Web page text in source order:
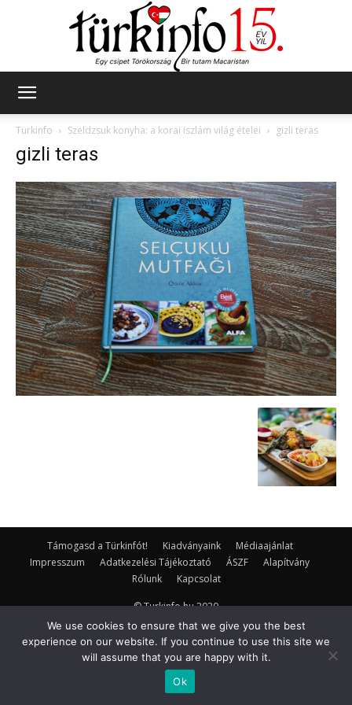
Türkinfo
Szeldzsuk konyha: a korai iszlám világ ételei gizli teras
gizli teras
Támogasd a Türkinfót! Kiadványaink
Médiaajánlat
Impresszum
Adatkezelési Tájékoztató ÁSZF
Alapítvány
Rólunk
Kapcsolat
© Turkinfo.hu 2020
We use cookies to ensure that we give you the best
experience on our website. If you continue to use this site we
will assume that you are happy with it.
Ok